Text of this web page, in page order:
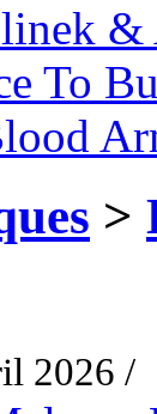
To
>
2026 /